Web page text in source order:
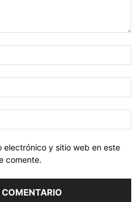
electrónico y sitio web en este
comente.